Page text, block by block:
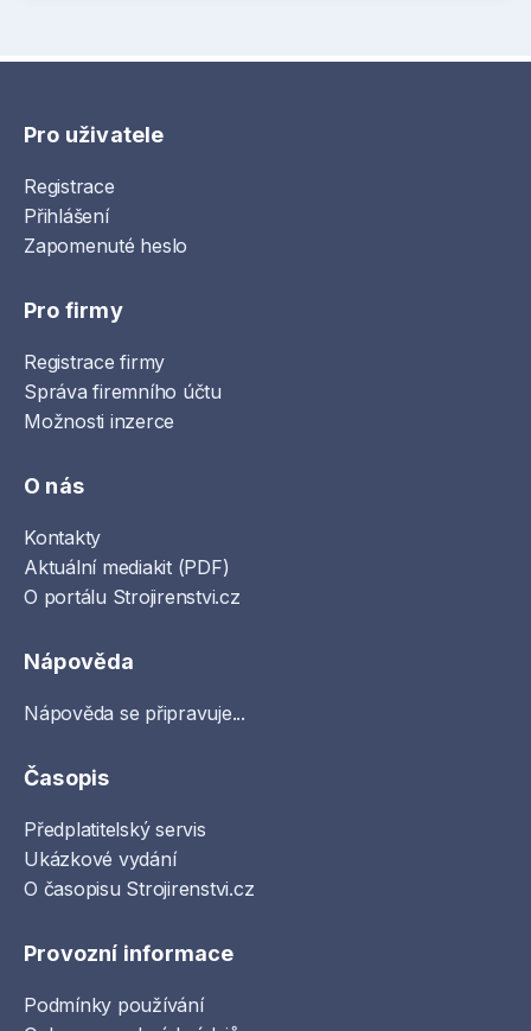
Pro uživatele
Registrace
Přihlášení
Zapomenuté heslo
Pro firmy
Registrace firmy
Správa firemního účtu
Možnosti inzerce
O nás
Kontakty
Aktuální mediakit (PDF)
O portálu Strojirenstvi.cz
Nápověda
Nápověda se připravuje...
Časopis
Předplatitelský servis
Ukázkové vydání
O časopisu Strojirenstvi.cz
Provozní informace
Podmínky používání